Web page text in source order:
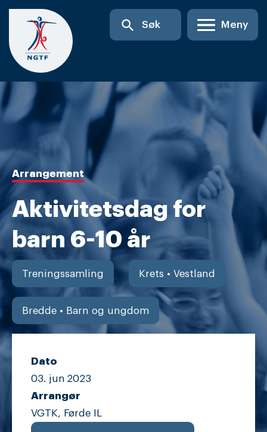
Skip
content
search Søk Meny
Arrangement
Aktivitetsdag for
barn 6-10 år
Treningssamling Krets • Vestland
Bredde • Barn og ungdom
Dato
03. jun 2023
Arrangør
VGTK, Førde IL